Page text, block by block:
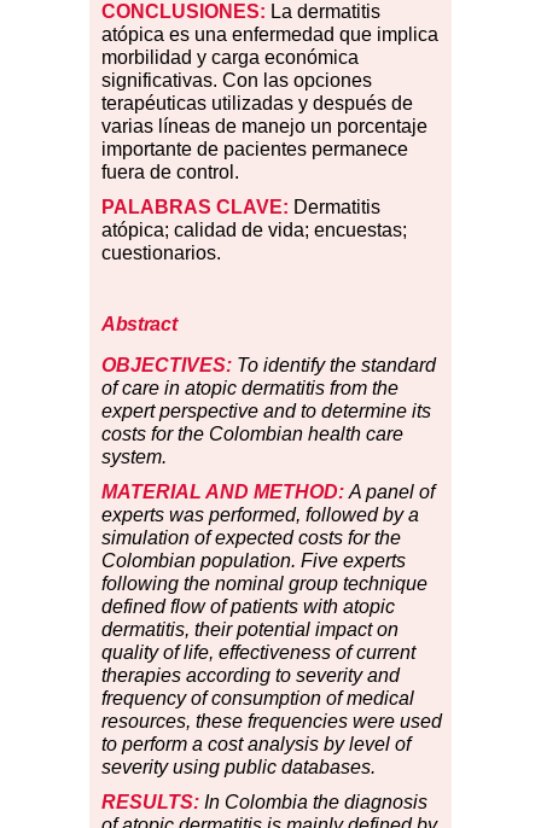
CONCLUSIONES: La dermatitis
atópica es una enfermedad que implica
morbilidad y carga económica
significativas. Con las opciones
terapéuticas utilizadas y después de
varias líneas de manejo un porcentaje
importante de pacientes permanece
fuera de control.
PALABRAS CLAVE: Dermatitis
atópica; calidad de vida; encuestas;
cuestionarios.
Abstract
OBJECTIVES: To identify the standard
of care in atopic dermatitis from the
expert perspective and to determine its
costs for the Colombian health care
system.
MATERIAL AND METHOD: A panel of
experts was performed, followed by a
simulation of expected costs for the
Colombian population. Five experts
following the nominal group technique
defined flow of patients with atopic
dermatitis, their potential impact on
quality of life, effectiveness of current
therapies according to severity and
frequency of consumption of medical
resources, these frequencies were used
to perform a cost analysis by level of
severity using public databases.
RESULTS: In Colombia the diagnosis